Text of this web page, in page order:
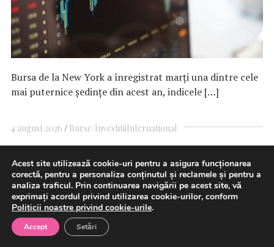
Bursa de la New York a înregistrat marţi una dintre cele
mai puternice şedinţe din acest an, indicele […]
4 august 2026 Burse/InvestitiiInternational
Incendii în Franța: 402 persoane,
dintre care 156 de minori, au fost
reținute în legătură cu
Acest site utilizează cookie-uri pentru a asigura funcționarea
corectă, pentru a personaliza conținutul și reclamele și pentru a
analiza traficul. Prin continuarea navigării pe acest site, vă
exprimați acordul privind utilizarea cookie-urilor, conform
Politicii noastre privind cookie-urile.
Accept Setări